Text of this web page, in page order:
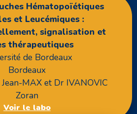
Hématopoïétiques
et Leucémiques :
signalisation et
thérapeutiques
de Bordeaux
Bordeaux
MAX et Dr IVANOVIC
Zoran
Voir le labo